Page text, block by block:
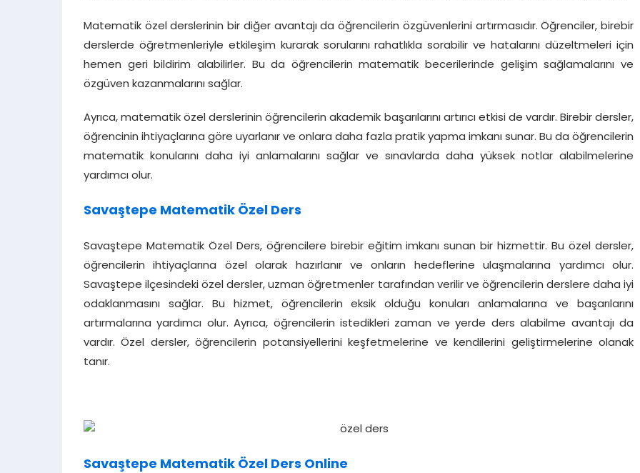
Matematik özel derslerinin bir diğer avantajı da öğrencilerin özgüvenlerini artırmasıdır. Öğrenciler, birebir
derslerde öğretmenleriyle etkileşim kurarak sorularını rahatlıkla sorabilir ve hatalarını düzeltmeleri için
hemen geri bildirim alabilirler. Bu da öğrencilerin matematik becerilerinde gelişim sağlamalarını ve
özgüven kazanmalarını sağlar.
Ayrıca, matematik özel derslerinin öğrencilerin akademik başarılarını artırıcı etkisi de vardır. Birebir dersler,
öğrencinin ihtiyaçlarına göre uyarlanır ve onlara daha fazla pratik yapma imkanı sunar. Bu da öğrencilerin
matematik konularını daha iyi anlamalarını sağlar ve sınavlarda daha yüksek notlar alabilmelerine
yardımcı olur.
Savaştepe Matematik Özel Ders
Savaştepe Matematik Özel Ders, öğrencilere birebir eğitim imkanı sunan bir hizmettir. Bu özel dersler,
öğrencilerin ihtiyaçlarına özel olarak hazırlanır ve onların hedeflerine ulaşmalarına yardımcı olur.
Savaştepe ilçesindeki özel dersler, uzman öğretmenler tarafından verilir ve öğrencilerin derslere daha iyi
odaklanmasını sağlar. Bu hizmet, öğrencilerin eksik olduğu konuları anlamalarına ve başarılarını
artırmalarına yardımcı olur. Ayrıca, öğrencilerin istedikleri zaman ve yerde ders alabilme avantajı da
vardır. Özel dersler, öğrencilerin potansiyellerini keşfetmelerine ve kendilerini geliştirmelerine olanak
tanır.
Savaştepe Matematik Özel Ders Online